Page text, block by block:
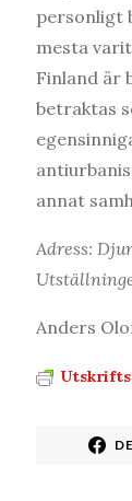
personligt
mesta
Finland är
betraktas
annat
Adress:
Anders